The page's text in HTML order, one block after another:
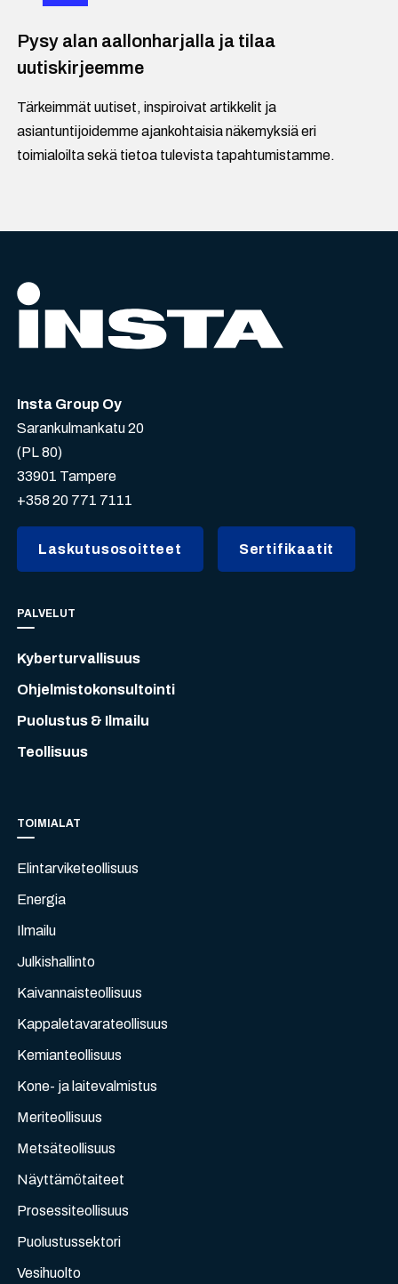
Pysy alan aallonharjalla ja tilaa
uutiskirjeemme
Tärkeimmät uutiset, inspiroivat artikkelit ja
asiantuntijoidemme ajankohtaisia näkemyksiä eri
toimialoilta sekä tietoa tulevista tapahtumistamme.
Insta Group Oy
Sarankulmankatu 20
(PL 80)
33901 Tampere
+358 20 771 7111
Laskutusosoitteet Sertifikaatit
PALVELUT
Kyberturvallisuus
Ohjelmistokonsultointi
Puolustus & Ilmailu
Teollisuus
TOIMIALAT
Elintarviketeollisuus
Energia
Ilmailu
Julkishallinto
Kaivannaisteollisuus
Kappaletavarateollisuus
Kemianteollisuus
Kone- ja laitevalmistus
Meriteollisuus
Metsäteollisuus
Näyttämötaiteet
Prosessiteollisuus
Puolustussektori
Vesihuolto